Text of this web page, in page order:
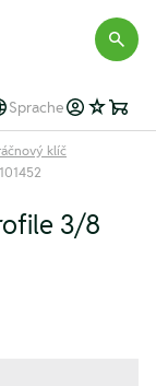
Sprache
klíč
3/8